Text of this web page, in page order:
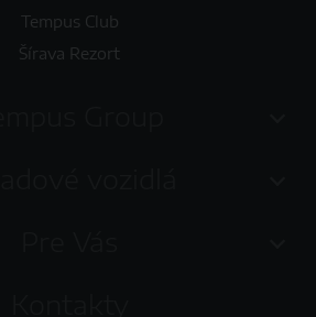
Tempus Club
Šírava Rezort